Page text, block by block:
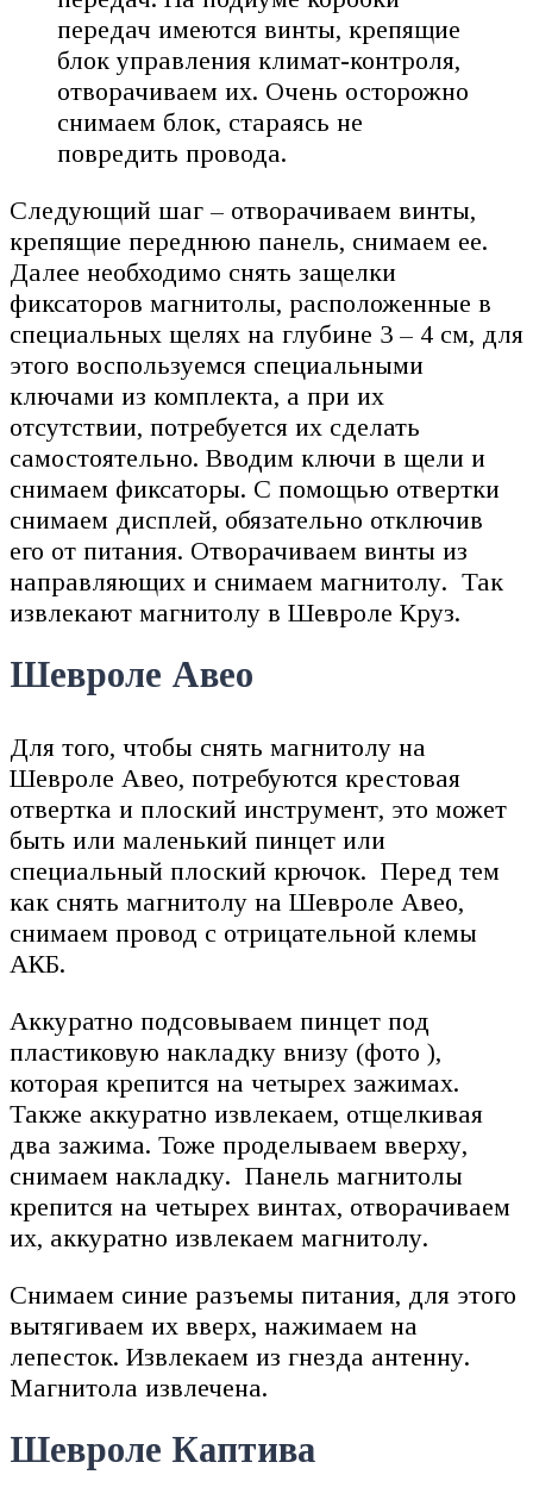
передач имеются винты, крепящие
блок управления климат-контроля,
отворачиваем их. Очень осторожно
снимаем блок, стараясь не
повредить провода.
Следующий шаг – отворачиваем винты,
крепящие переднюю панель, снимаем ее.
Далее необходимо снять защелки
фиксаторов магнитолы, расположенные в
специальных щелях на глубине 3 – 4 см, для
этого воспользуемся специальными
ключами из комплекта, а при их
отсутствии, потребуется их сделать
самостоятельно. Вводим ключи в щели и
снимаем фиксаторы. С помощью отвертки
снимаем дисплей, обязательно отключив
его от питания. Отворачиваем винты из
направляющих и снимаем магнитолу. Так
извлекают магнитолу в Шевроле Круз.
Шевроле Авео
Для того, чтобы снять магнитолу на
Шевроле Авео, потребуются крестовая
отвертка и плоский инструмент, это может
быть или маленький пинцет или
специальный плоский крючок. Перед тем
как снять магнитолу на Шевроле Авео,
снимаем провод с отрицательной клемы
АКБ.
Аккуратно подсовываем пинцет под
пластиковую накладку внизу (фото ),
которая крепится на четырех зажимах.
Также аккуратно извлекаем, отщелкивая
два зажима. Тоже проделываем вверху,
снимаем накладку. Панель магнитолы
крепится на четырех винтах, отворачиваем
их, аккуратно извлекаем магнитолу.
Снимаем синие разъемы питания, для этого
вытягиваем их вверх, нажимаем на
лепесток. Извлекаем из гнезда антенну.
Магнитола извлечена.
Шевроле Каптива